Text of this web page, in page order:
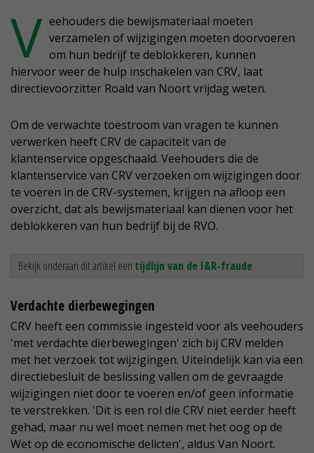
V eehouders die bewijsmateriaal moeten
verzamelen of wijzigingen moeten doorvoeren
om hun bedrijf te deblokkeren, kunnen
hiervoor weer de hulp inschakelen van CRV, laat
directievoorzitter Roald van Noort vrijdag weten.
Om de verwachte toestroom van vragen te kunnen
verwerken heeft CRV de capaciteit van de
klantenservice opgeschaald. Veehouders die de
klantenservice van CRV verzoeken om wijzigingen door
te voeren in de CRV-systemen, krijgen na afloop een
overzicht, dat als bewijsmateriaal kan dienen voor het
deblokkeren van hun bedrijf bij de RVO.
Bekijk onderaan dit artikel een tijdlijn van de I&R-fraude
Verdachte dierbewegingen
CRV heeft een commissie ingesteld voor als veehouders
'met verdachte dierbewegingen' zich bij CRV melden
met het verzoek tot wijzigingen. Uiteindelijk kan via een
directiebesluit de beslissing vallen om de gevraagde
wijzigingen niet door te voeren en/of geen informatie
te verstrekken. 'Dit is een rol die CRV niet eerder heeft
gehad, maar nu wel moet nemen met het oog op de
Wet op de economische delicten', aldus Van Noort.